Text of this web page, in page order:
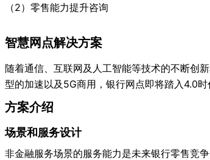
（2）零售能力提升咨询
智慧网点解决方案
随着通信、互联网及人工智能等技术的不断创
型的加速以及5G商用，银行网点即将踏入4.0
方案介绍
场景和服务设计
非金融服务场景的服务能力是未来银行零售竞